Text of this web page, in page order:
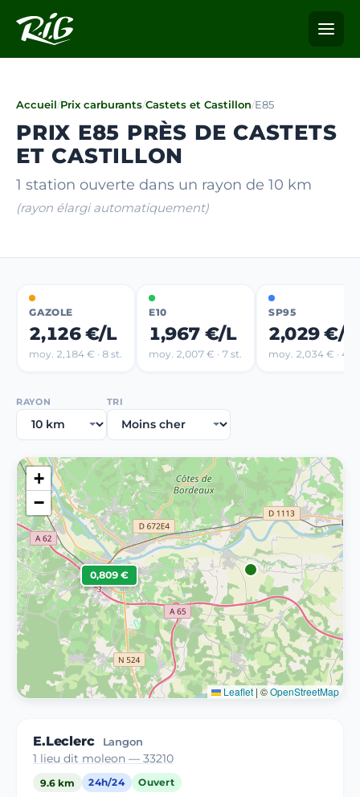
Accueil/Prix carburants/Castets et Castillon/E85
PRIX E85 PRÈS DE CASTETS
ET CASTILLON
1 station ouverte dans un rayon de 10 km
(rayon élargi automatiquement)
GAZOLE
2,126 €/L
moy. 2,184 € · 8 st.
E10
1,967 €/L
moy. 2,007 € · 7 st.
SP95
2,029 €/L
moy. 2,034 € · 4
RAYON TRI
0,809 €
+
−
Leaflet | ©OpenStreetMap
E.Leclerc Langon
1 lieu dit moleon — 33210
9.6 km 24h/24 Ouvert